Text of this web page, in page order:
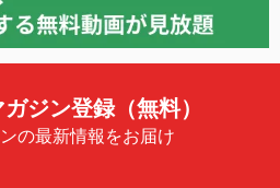
ジン登録（無料）
の最新情報をお届け